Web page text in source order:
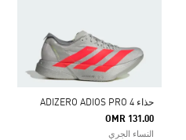
حذاء ADIZERO ADIOS PRO 4
OMR 131.00
النساء الجري